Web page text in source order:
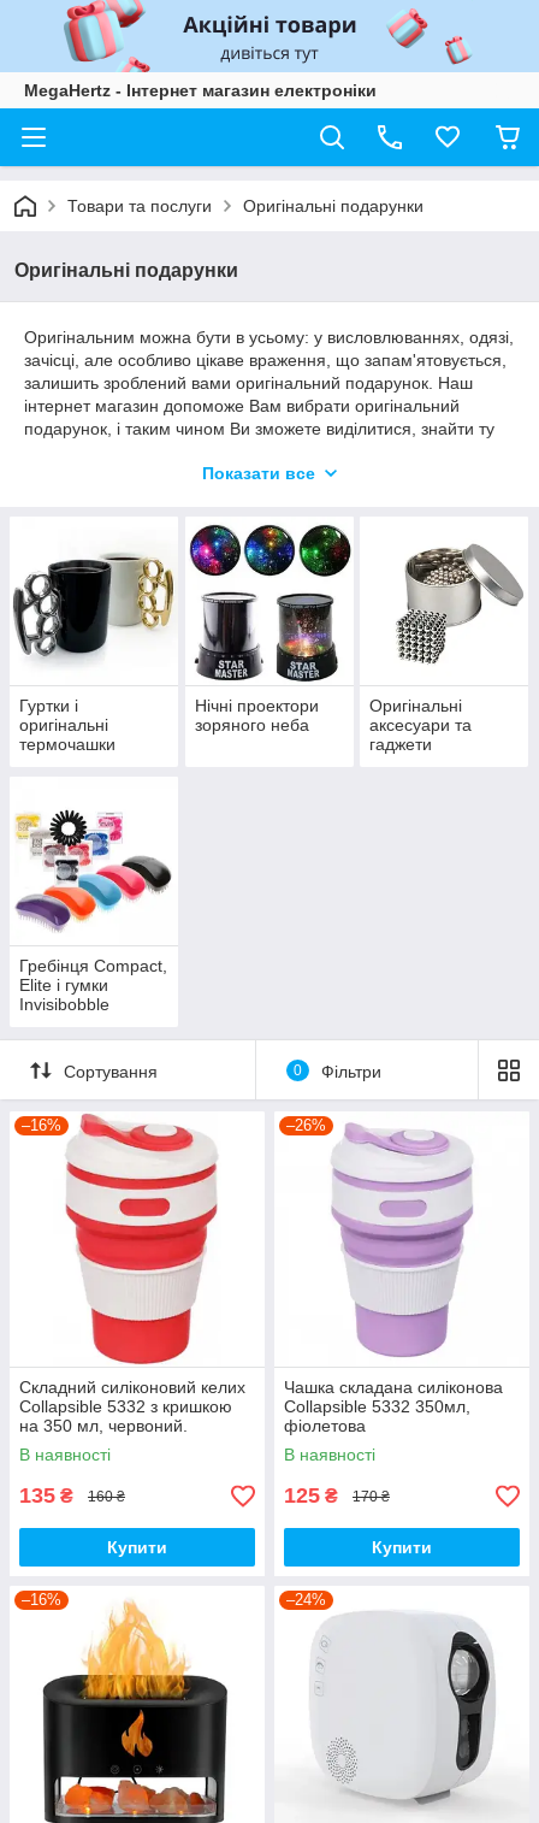
MegaHertz - Інтернет магазин електроніки
Товари та послуги Оригінальні подарунки
Оригінальні подарунки
Оригінальним можна бути в усьому: у висловлюваннях, одязі,
зачісці, але особливо цікаве враження, що запам'ятовується,
залишить зроблений вами оригінальний подарунок. Наш
інтернет магазин допоможе Вам вибрати оригінальний
подарунок, і таким чином Ви зможете виділитися, знайти ту
збираєтеся привітати. Адже найкращий подарунок - той, який
передбачувані банальні речі, пропонуємо Вам ознайомитися
із розділом «Оригінальні подарунки», де Ви знайдете безліч
подарунків і просто корисних дрібничок під будь-який бюджет,
привід, характер і настрій.
Показати все
Гуртки і
оригінальні
термочашки
Нічні проектори
зоряного неба
Оригінальні
аксесуари та
гаджети
Гребінця Compact,
Elite і гумки
Invisibobble
Сортування 0 Фільтри
–16%
Складний силіконовий келих
Collapsible 5332 з кришкою
на 350 мл, червоний.
В наявності
135 ₴ 160 ₴
Купити
–26%
Чашка складана силіконова
Collapsible 5332 350мл,
фіолетова
В наявності
125 ₴ 170 ₴
Купити
–16% –24%